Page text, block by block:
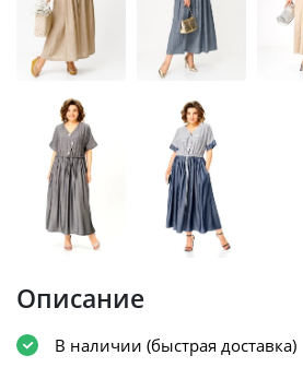
Описание
В наличии (быстрая доставка)